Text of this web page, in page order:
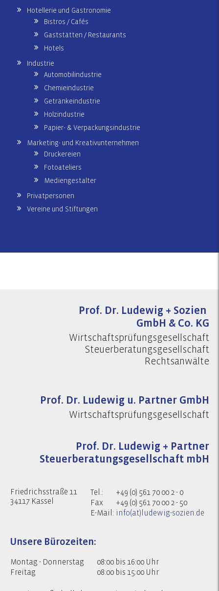
Hotellerie und Gastronomie
Bistros / Cafés
Gaststätten / Restaurants
Hotels
Industrie
Automobilindustrie
Chemieindustrie
Getränkeindustrie
Holzindustrie
Papier- & Verpackungsindustrie
Marketing- und Kreativunternehmen
Druckereien
Fotoateliers
Mediengestalter
Privatpersonen
Vereine und Stiftungen
Prof. Dr. Ludewig + Sozien
GmbH & Co. KG
Wirtschaftsprüfungsgesellschaft
Steuerberatungsgesellschaft
Rechtsanwälte
Prof. Dr. Ludewig u. Partner GmbH
Wirtschaftsprüfungsgesellschaft
Prof. Dr. Ludewig + Partner
Steuerberatungsgesellschaft mbH
Friedrichsstraße 11
34117 Kassel
Tel.:
+49 (0) 561 70 00 2 - 0
Fax
+49 (0) 561 70 00 2 - 50
E-Mail: info(at)ludewig-sozien.de
Unsere Bürozeiten:
Montag - Donnerstag
08:00 bis 16:00 Uhr
Freitag
08:00 bis 15:00 Uhr